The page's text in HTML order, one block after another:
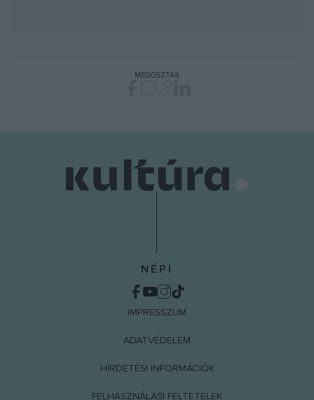
MEGOSZTÁS
NÉPI
IMPRESSZUM
ADATVÉDELEM
HIRDETÉSI INFORMÁCIÓK
FELHASZNÁLÁSI FELTÉTELEK